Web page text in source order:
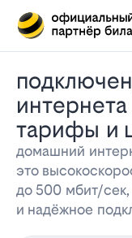
Подключение домашнего
тарифы и
домашний
это
до 500 мбит/
и надёжное